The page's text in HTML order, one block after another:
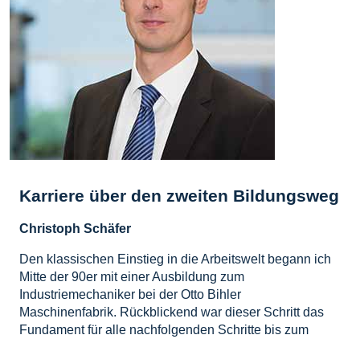
Karriere über den zweiten Bildungsweg
Christoph Schäfer
Den klassischen Einstieg in die Arbeitswelt begann ich
Mitte der 90er mit einer Ausbildung zum
Industriemechaniker bei der Otto Bihler
Maschinenfabrik. Rückblickend war dieser Schritt das
Fundament für alle nachfolgenden Schritte bis zum